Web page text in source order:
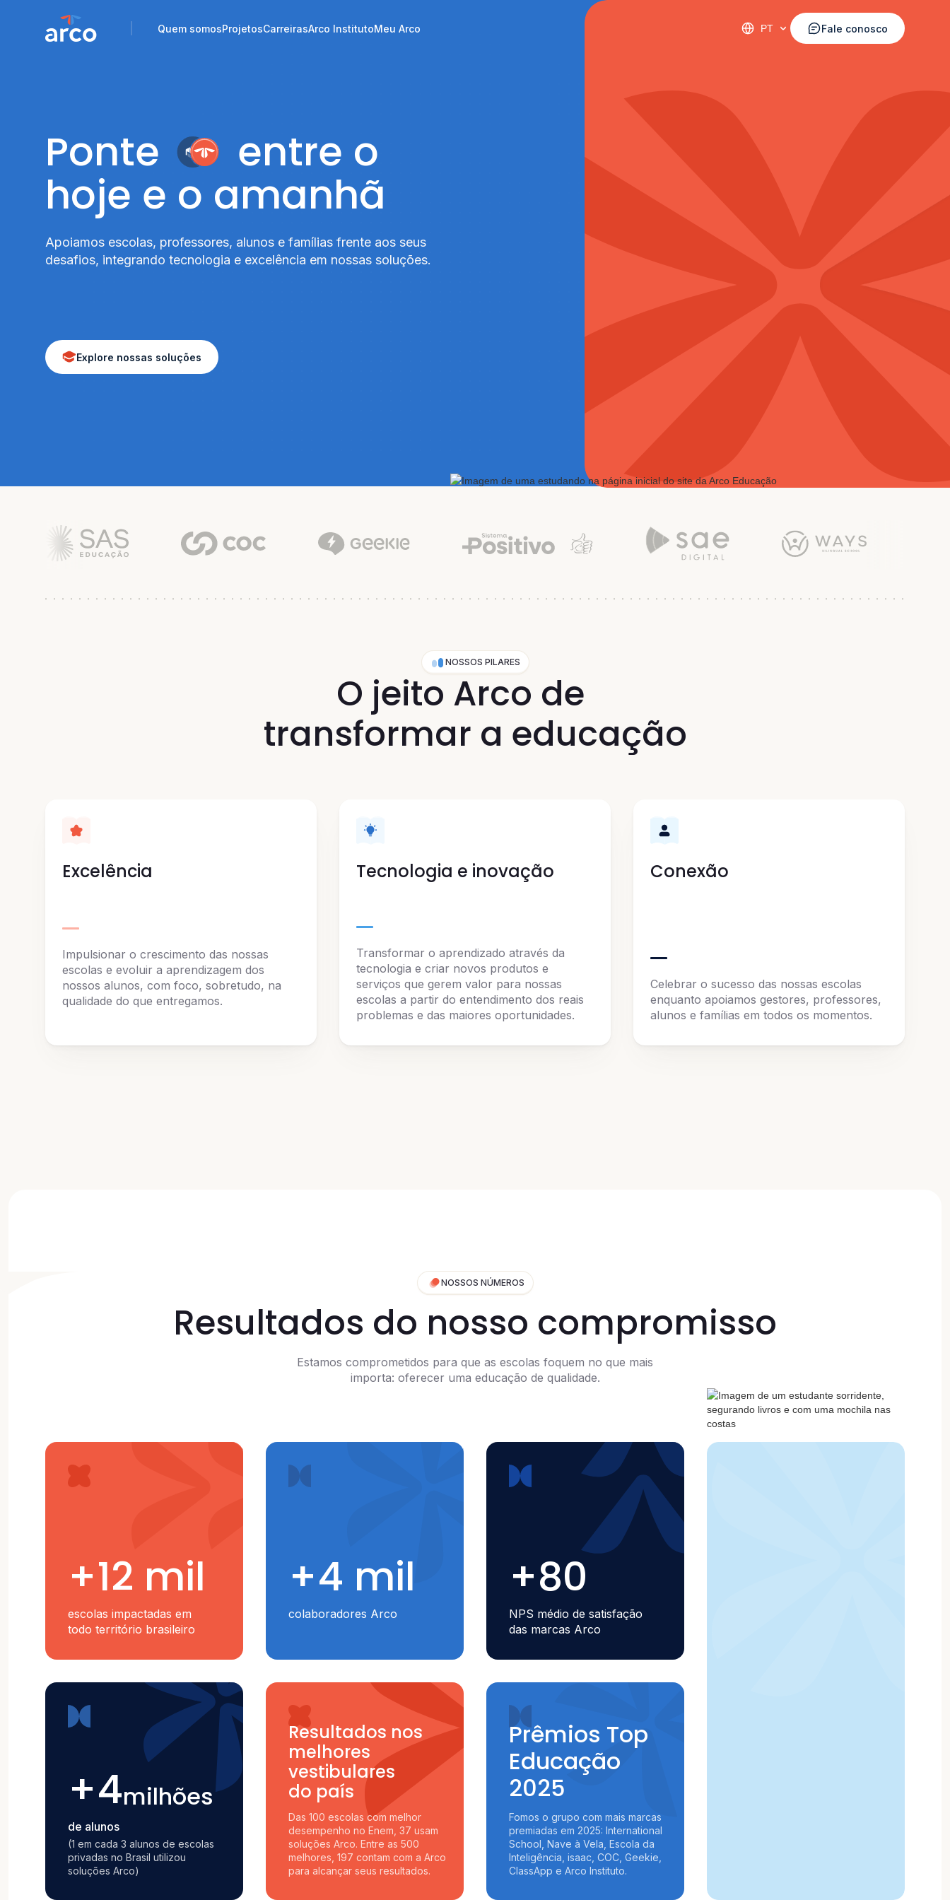
Quem somosProjetosCarreirasArco InstitutoMeu Arco PT Fale conosco
Ponte entre o
hoje e o amanhã
Apoiamos escolas, professores, alunos e famílias frente aos seus
desafios, integrando tecnologia e excelência em nossas soluções.
Explore nossas soluções
NOSSOS PILARES
O jeito Arco de
transformar a educação
Excelência
Impulsionar o crescimento das nossas
escolas e evoluir a aprendizagem dos
nossos alunos, com foco, sobretudo, na
qualidade do que entregamos.
Tecnologia e inovação
Transformar o aprendizado através da
tecnologia e criar novos produtos e
serviços que gerem valor para nossas
escolas a partir do entendimento dos reais
problemas e das maiores oportunidades.
Conexão
Celebrar o sucesso das nossas escolas
enquanto apoiamos gestores, professores,
alunos e famílias em todos os momentos.
NOSSOS NÚMEROS
Resultados do nosso compromisso
Estamos comprometidos para que as escolas foquem no que mais
importa: oferecer uma educação de qualidade.
+12 mil
escolas impactadas em
todo território brasileiro
+4 mil
colaboradores Arco
+80
NPS médio de satisfação
das marcas Arco
+4milhões
de alunos
(1 em cada 3 alunos de escolas
privadas no Brasil utilizou
soluções Arco)
Resultados nos
melhores
vestibulares
do país
Das 100 escolas com melhor
desempenho no Enem, 37 usam
soluções Arco. Entre as 500
melhores, 197 contam com a Arco
para alcançar seus resultados.
Prêmios Top
Educação
2025
Fomos o grupo com mais marcas
premiadas em 2025: International
School, Nave à Vela, Escola da
Inteligência, isaac, COC, Geekie,
ClassApp e Arco Instituto.